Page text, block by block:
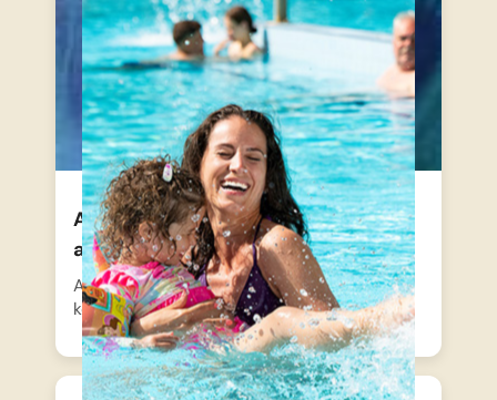
A nagy ho-ho-horgász – A holló és
a hal
A rekkenő nyári hőségben nincs is
kellemesebb, mint a hűs…